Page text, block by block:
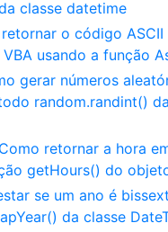
classe datetime
o código ASCII
usando a função
gerar números
random.randint()
Como retornar a hora
getHours() do
se um ano é
da classe